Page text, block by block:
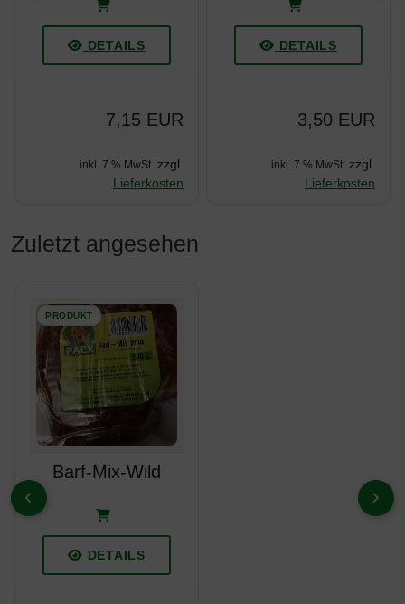
DETAILS
7,15 EUR
inkl. 7 % MwSt. zzgl.
Lieferkosten
DETAILS
3,50 EUR
inkl. 7 % MwSt. zzgl.
Lieferkosten
Zuletzt angesehen
ZURÜCK
Barf-Mix-Wild
DETAILS
VOR